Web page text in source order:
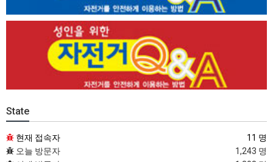
State
현재 접속자
11 명
오늘 방문자
1,243 명